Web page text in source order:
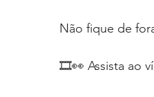
Não fique de
🎞👀 Assista ao